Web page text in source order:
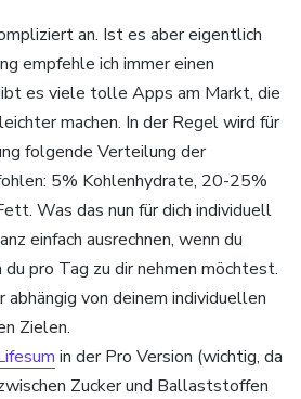
an. Ist es aber eigentlich
empfehle ich immer einen
es viele tolle Apps am Markt, die
machen. In der Regel wird für
folgende Verteilung der
5% Kohlenhydrate, 20-25%
Was das nun für dich individuell
einfach ausrechnen, wenn du
pro Tag zu dir nehmen möchtest.
abhängig von deinem individuellen
Zielen.
in der Pro Version (wichtig, da
Zucker und Ballaststoffen